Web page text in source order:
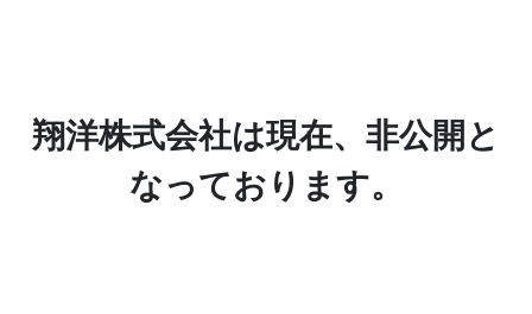
翔洋株式会社は現在、非公開と
なっております。